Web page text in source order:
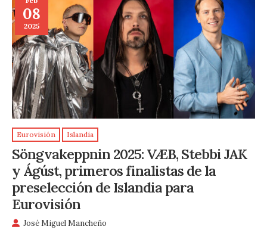
08
2025
Eurovisión Islandia
Söngvakeppnin 2025: VÆB, Stebbi JAK
y Ágúst, primeros finalistas de la
preselección de Islandia para
Eurovisión
José Miguel Mancheño